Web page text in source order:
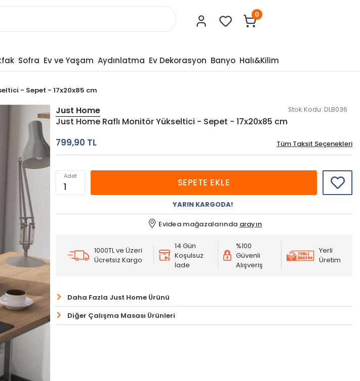
0
Sofra Ev ve Yaşam Aydınlatma Ev Dekorasyon Banyo Halı&Kilim
- Sepet - 17x20x85 cm
Just Home Stok Kodu: DLB036
Just Home Raflı Monitör Yükseltici - Sepet - 17x20x85 cm
799,90 TL Tüm Taksit Seçenekleri
Adet
SEPETE EKLE
YARIN KARGODA!
Evidea mağazalarında arayın
1000TL ve Üzeri
Ücretsiz Kargo
14 Gün
Koşulsuz
İade
%100
Güvenli
Alışveriş
Yerli
Üretim
Daha Fazla Just Home Ürünü
Diğer Çalışma Masası Ürünleri